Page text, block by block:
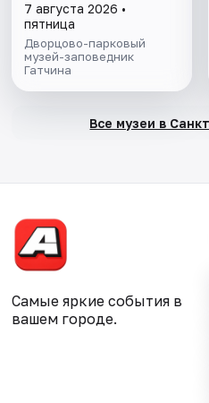
7 августа 2026 •
пятница
Дворцово-парковый
музей-заповедник
Гатчина
Все музеи в
Самые яркие события в
вашем городе.